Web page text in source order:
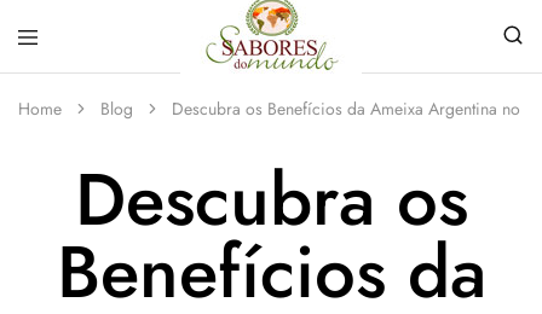
do
Mundo
loja
de
em
João
Home Blog Descubra os Benefícios da Ameixa Argentina no
Descubra os
Benefícios da